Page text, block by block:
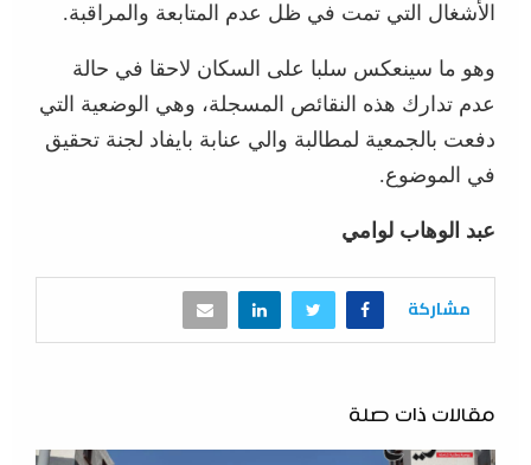
الأشغال التي تمت في ظل عدم المتابعة والمراقبة.
وهو ما سينعكس سلبا على السكان لاحقا في حالة
عدم تدارك هذه النقائص المسجلة، وهي الوضعية التي
دفعت بالجمعية لمطالبة والي عنابة بايفاد لجنة تحقيق
في الموضوع.
عبد الوهاب لوامي
مشاركة
مقالات ذات صلة